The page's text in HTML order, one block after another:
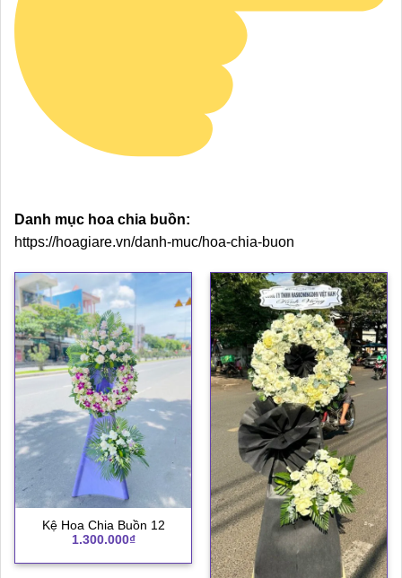
Danh mục hoa chia buồn:
https://hoagiare.vn/danh-muc/hoa-chia-buon
Kệ Hoa Chia Buồn 12
1.300.000₫